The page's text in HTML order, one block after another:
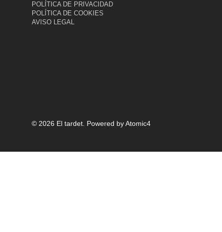
POLÍTICA DE PRIVACIDAD
POLÍTICA DE COOKIES
AVISO LEGAL
© 2026 El tardet. Powered byAtomic4